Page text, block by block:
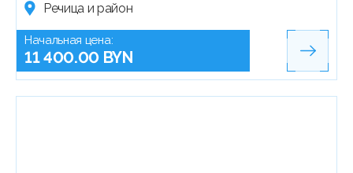
Речица и район
Начальная цена:
11 400.00 BYN